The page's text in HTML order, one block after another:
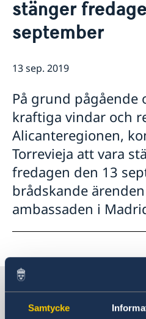
Samtycke
Ambassadens personal
Dataskyddspolicy (GDPR)
Allmänna handlingar
Lediga tjänster
Praktik
Så stöttar vi svenska
Vi är en resurs för svenska
Team Sweden
Svenska företag i Spanien
Aktuellt
Prioriterat Sverigefrämjande
evenemang
Svenskrelaterade kontakter i
stänger
september
13 sep. 2019
På grund pågående
kraftiga vindar och
Alicanteregionen,
Torrevieja att vara
fredagen den 13
brådskande
ambassaden i
Sverige i Spanien